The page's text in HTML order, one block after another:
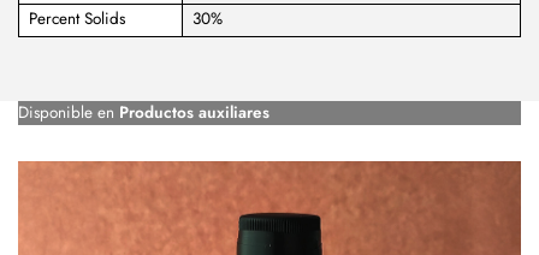
Percent Solids
30%
Disponible en Productos auxiliares